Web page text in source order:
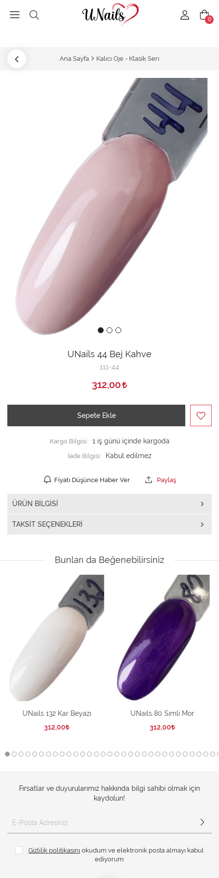
0
Ana Sayfa Kalıcı Oje - Klasik Seri
UNails 44 Bej Kahve
111-44
312,00
Sepete Ekle
Kargo Bilgisi:
1 iş günü içinde kargoda
İade Bilgisi:
Fiyatı Düşünce Haber Ver Paylaş
ÜRÜN BILGISI
TAKSIT SEÇENEKLERI
Bunları da Beğenebilirsiniz
UNails 132 Kar Beyazı
312,00
UNails 80 Simli Mor
312,00
Fırsatlar ve duyurularımız hakkında bilgi sahibi olmak için
kaydolun!
Gizlilik politikasını okudum ve elektronik posta almayı kabul
ediyorum.